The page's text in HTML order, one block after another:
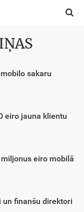

sakaru
eiro jauna klientu
eiro mobilā
finanšu direktori